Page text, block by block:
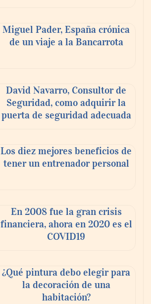
Miguel Pader, España crónica
de un viaje a la Bancarrota
David Navarro, Consultor de
Seguridad, como adquirir la
puerta de seguridad adecuada
Los diez mejores beneficios de
tener un entrenador personal
En 2008 fue la gran crisis
financiera, ahora en 2020 es el
COVID19
¿Qué pintura debo elegir para
la decoración de una
habitación?